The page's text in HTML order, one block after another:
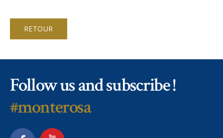
Inscription & Tarifs
FAQ
Information générale
Camps d'été et d'hiver
Graduation
Fête des Narcisses
Histoire
Politique de confidentialité
RETOUR
Follow us and subscribe !
#monterosa